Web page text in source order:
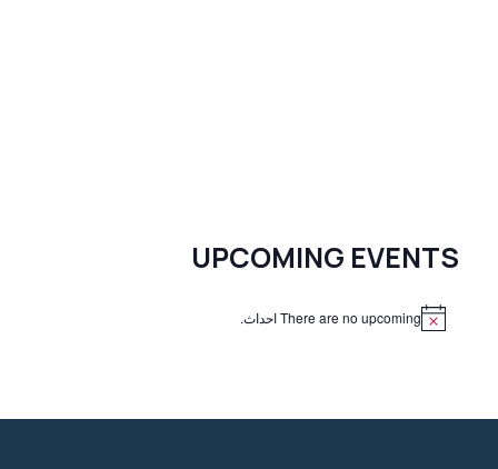
UPCOMING EVENTS
There are no upcoming احداث.